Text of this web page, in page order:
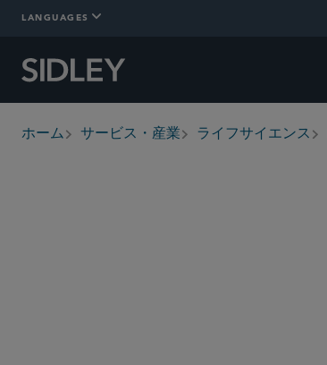
LANGUAGES
breadcrumbs
ホーム サービス・産業 ライフサイエンス